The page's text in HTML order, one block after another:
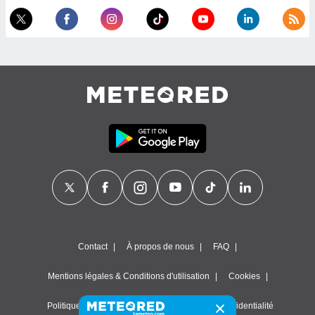
Contact À propos de nous FAQ
Mentions légales & Conditions d'utilisation Cookies
Politique de confidentialité Paramètres de confidentialité